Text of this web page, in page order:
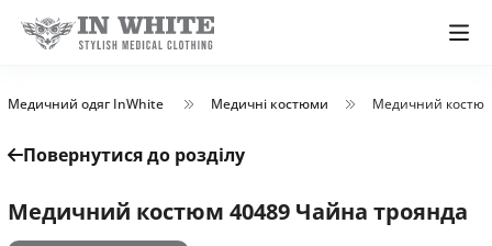
Медичний одяг InWhite Медичні костюми Медичний
Повернутися до розділу
Медичний костюм 40489 Чайна троянда